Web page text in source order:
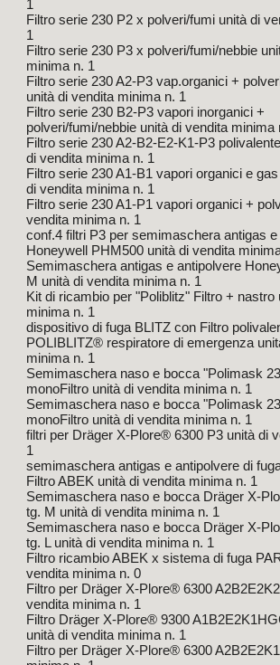
1
Filtro serie 230 P2 x polveri/fumi unità di
1
Filtro serie 230 P3 x polveri/fumi/nebbie
minima n. 1
Filtro serie 230 A2-P3 vap.organici +
unità di vendita minima n. 1
Filtro serie 230 B2-P3 vapori inorganici +
polveri/fumi/nebbie unità di vendita minima
Filtro serie 230 A2-B2-E2-K1-P3
di vendita minima n. 1
Filtro serie 230 A1-B1 vapori organici e
di vendita minima n. 1
Filtro serie 230 A1-P1 vapori organici +
vendita minima n. 1
conf.4 filtri P3 per semimaschera antigas
Honeywell PHM500 unità di vendita
Semimaschera antigas e antipolvere
M unità di vendita minima n. 1
Kit di ricambio per "Poliblitz" Filtro + nastro
minima n. 1
dispositivo di fuga BLITZ con Filtro
POLIBLITZ® respiratore di emergenza
minima n. 1
Semimaschera naso e bocca "Polimask
monoFiltro unità di vendita minima n. 1
Semimaschera naso e bocca "Polimask
monoFiltro unità di vendita minima n. 1
filtri per Dräger X-Plore® 6300 P3 unità di
1
semimaschera antigas e antipolvere di
Filtro ABEK unità di vendita minima n. 1
Semimaschera naso e bocca Dräger X-
tg. M unità di vendita minima n. 1
Semimaschera naso e bocca Dräger X-
tg. L unità di vendita minima n. 1
Filtro ricambio ABEK x sistema di fuga
vendita minima n. 0
Filtro per Dräger X-Plore® 6300
vendita minima n. 1
Filtro Dräger X-Plore® 9300
unità di vendita minima n. 1
Filtro per Dräger X-Plore® 6300